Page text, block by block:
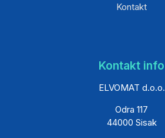
Kontakt
Kontakt info
ELVOMAT d.o.o.
Odra 117
44000 Sisak